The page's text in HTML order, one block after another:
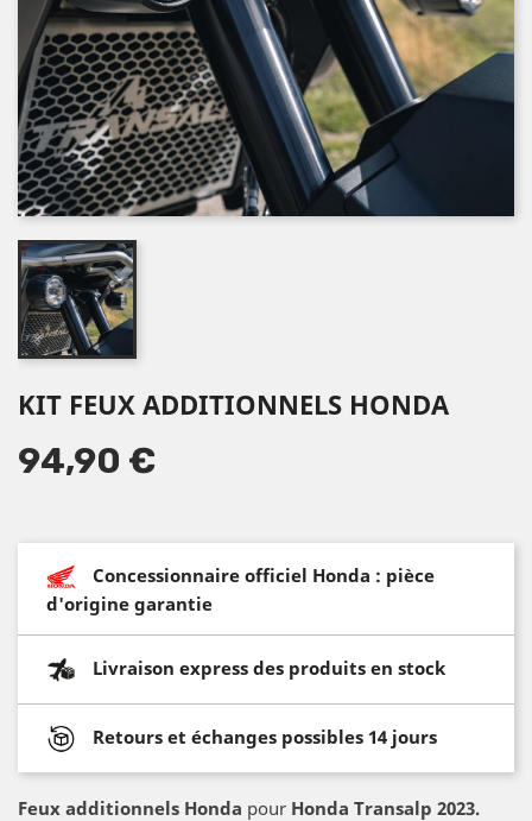
KIT FEUX ADDITIONNELS HONDA
94,90 €
Concessionnaire officiel Honda : pièce
d'origine garantie
Livraison express des produits en stock
Retours et échanges possibles 14 jours
Feux additionnels Honda pour Honda Transalp 2023.